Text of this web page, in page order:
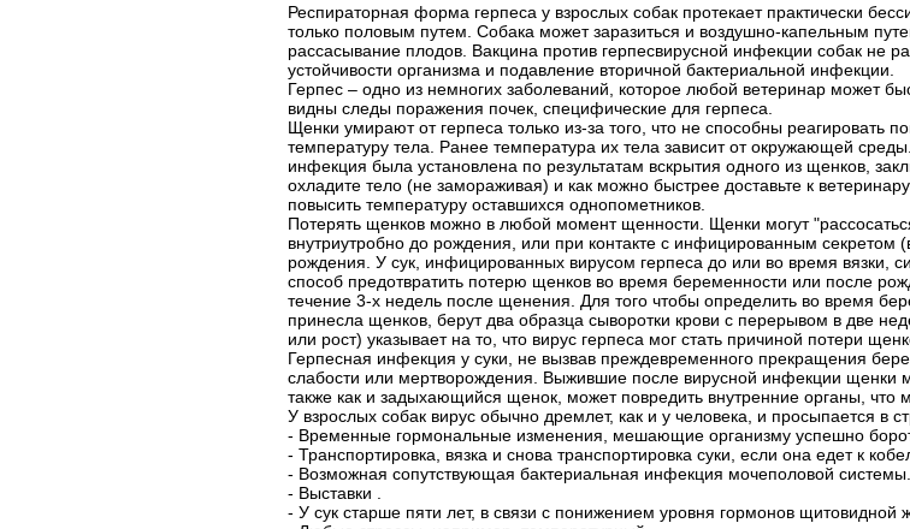
Респираторная форма герпеса у взрослых собак протекает практически
только половым путем. Собака может заразиться и воздушно-капельным
рассасывание плодов. Вакцина против герпесвирусной инфекции собак
устойчивости организма и подавление вторичной бактериальной инфекции.
Герпес – одно из немногих заболеваний, которое любой ветеринар может
видны следы поражения почек, специфические для герпеса.
Щенки умирают от герпеса только из-за того, что не способны
температуру тела. Ранее температура их тела зависит от окружающей
инфекция была установлена по результатам вскрытия одного из щенков,
охладите тело (не замораживая) и как можно быстрее доставьте к
повысить температуру оставшихся однопометников.
Потерять щенков можно в любой момент щенности. Щенки могут
внутриутробно до рождения, или при контакте с инфицированным
рождения. У сук, инфицированных вирусом герпеса до или во время
способ предотвратить потерю щенков во время беременности или после
течение 3-х недель после щенения. Для того чтобы определить во время
принесла щенков, берут два образца сыворотки крови с перерывом в две
или рост) указывает на то, что вирус герпеса мог стать причиной потери
Герпесная инфекция у суки, не вызвав преждевременного прекращения
слабости или мертворождения. Выжившие после вирусной инфекции щенки
также как и задыхающийся щенок, может повредить внутренние органы,
У взрослых собак вирус обычно дремлет, как и у человека, и просыпается в
- Временные гормональные изменения, мешающие организму успешно
- Транспортировка, вязка и снова транспортировка суки, если она едет к
- Возможная сопутствующая бактериальная инфекция мочеполовой системы.
- Выставки .
- У сук старше пяти лет, в связи с понижением уровня гормонов щитовидной